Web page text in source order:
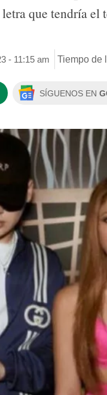
que tendría
- 11:15 am Tiempo de
SÍGUENOS EN